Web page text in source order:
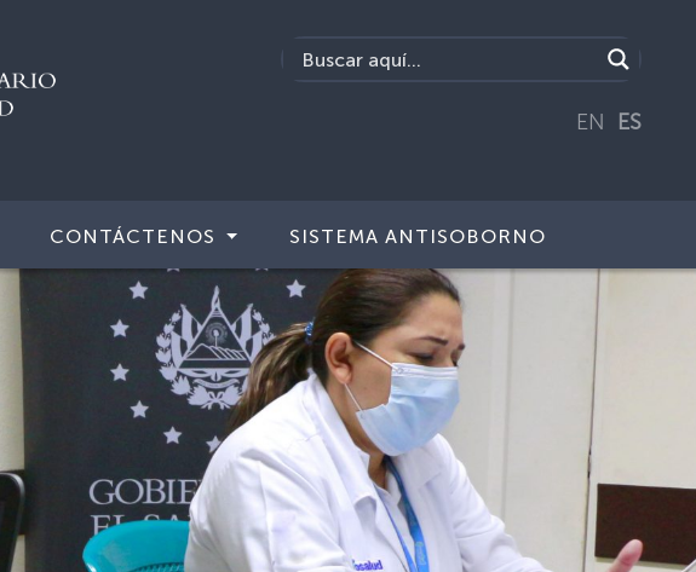
EN ES
CONTÁCTENOS SISTEMA ANTISOBORNO